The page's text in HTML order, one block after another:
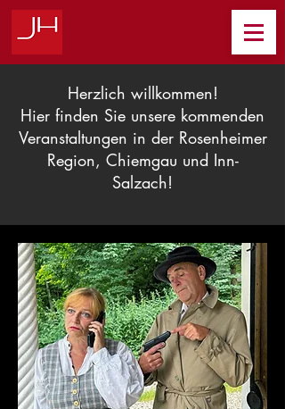
Herzlich willkommen!
Hier finden Sie unsere kommenden
Veranstaltungen in der Rosenheimer
Region, Chiemgau und Inn-
Salzach!